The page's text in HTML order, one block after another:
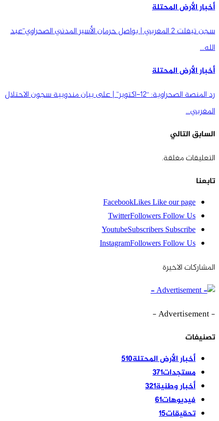
أخبار الأرض المحتلة
سجن تيفلت 2 المغربي | يواصل حرمان الأسير المدني الصحراوي”عبد
الله…
أخبار الأرض المحتلة
رد المنصة الصحراوية: “12-اكتوبر” | على بيان مندوبية سجون الاحتلال
المغربي…
السابقالتالي
التعليقات مغلقة.
تابعنا
FacebookLikesLike our page
TwitterFollowersFollow Us
YoutubeSubscribersSubscribe
InstagramFollowersFollow Us
المشاركات الاخيرة
- Advertisement -
تصنيفات
أخبار الأرض المحتلة510
مستجدات371
أخبار وطنية321
فيديوهات61
تحقيقات15